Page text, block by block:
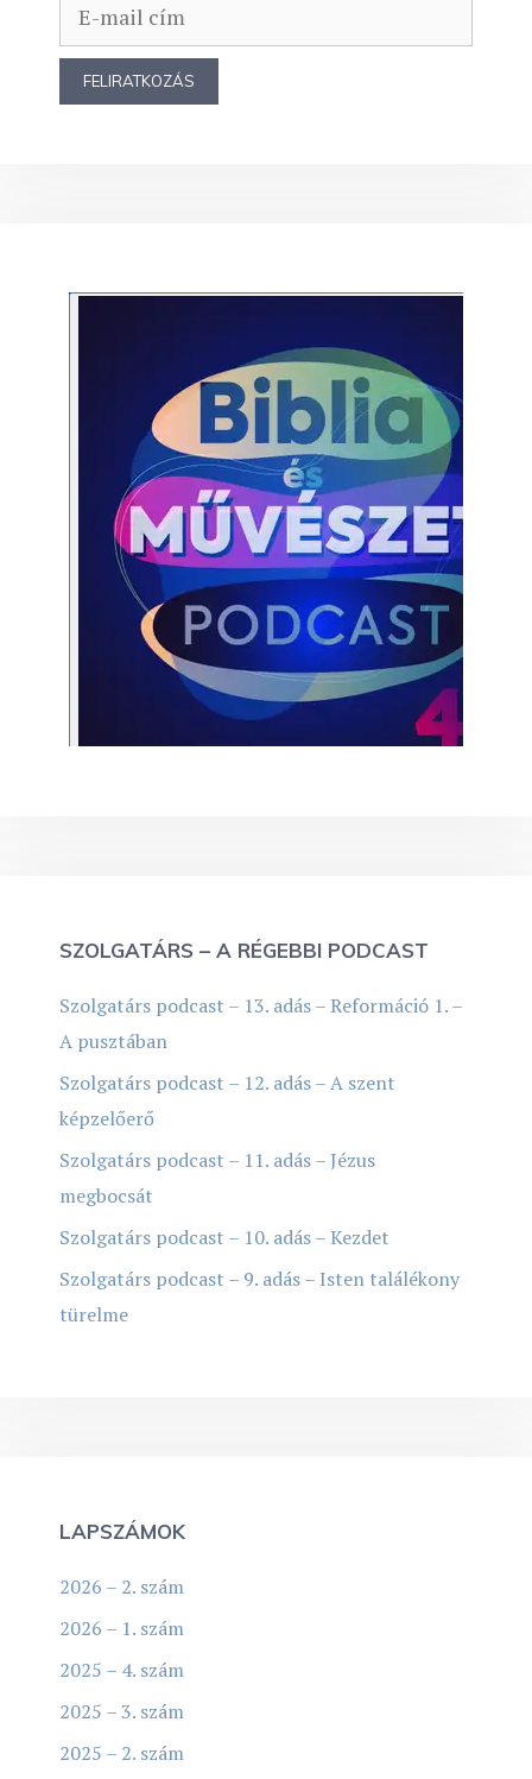
SZOLGATÁRS – A RÉGEBBI PODCAST
Szolgatárs podcast – 13. adás – Reformáció 1. –
A pusztában
Szolgatárs podcast – 12. adás – A szent
képzelőerő
Szolgatárs podcast – 11. adás – Jézus
megbocsát
Szolgatárs podcast – 10. adás – Kezdet
Szolgatárs podcast – 9. adás – Isten találékony
türelme
LAPSZÁMOK
2026 – 2. szám
2026 – 1. szám
2025 – 4. szám
2025 – 3. szám
2025 – 2. szám